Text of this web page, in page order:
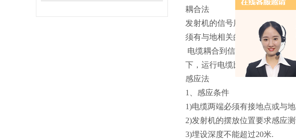
耦合法
发射机的信号用耦合钳施加到
须有与地相关的接触点，如图
电缆耦合到信号的强弱与信号
下，运行电缆比非运行电缆耦
感应法
1、感应条件
1)电缆两端必须有接地点或与
2)发射机的摆放位置要求感应
3)埋设深度不能超过20米.